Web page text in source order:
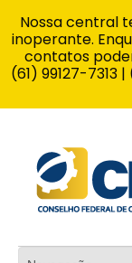
Nossa central
inoperante.
contatos
(61) 99127-7313